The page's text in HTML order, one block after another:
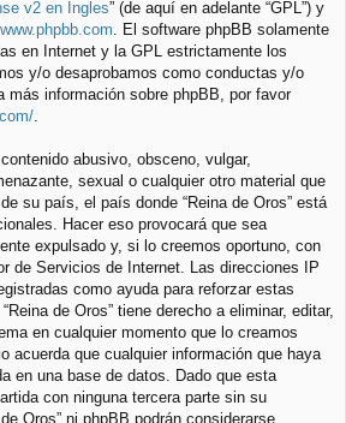
v2 en Ingles” (de aquí en adelante “GPL”) y
www.phpbb.com . El software phpBB solamente
en Internet y la GPL estrictamente los
y/o desaprobamos como conductas y/o
más información sobre phpBB, por favor
abusivo, obsceno, vulgar,
sexual o cualquier otro material que
su país, el país donde “Reina de Oros” está
Hacer eso provocará que sea
expulsado y, si lo creemos oportuno, con
de Servicios de Internet. Las direcciones IP
como ayuda para reforzar estas
de Oros” tiene derecho a eliminar, editar,
en cualquier momento que lo creamos
acuerda que cualquier información que haya
en una base de datos. Dado que esta
con ninguna tercera parte sin su
Oros” ni phpBB podrán considerarse